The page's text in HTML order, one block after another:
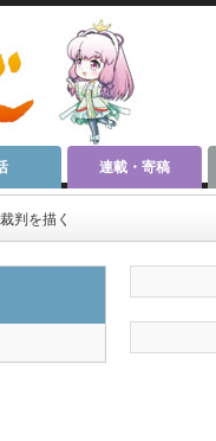
連載・寄稿
判を描く